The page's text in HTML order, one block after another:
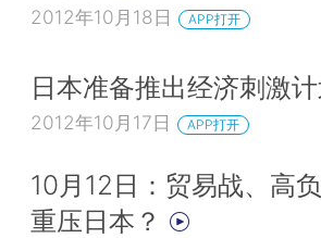
2012年10月18日 APP打开
日本准备推出经济刺激
2012年10月17日 APP打开
10月12日：贸易战、高负
重压日本？